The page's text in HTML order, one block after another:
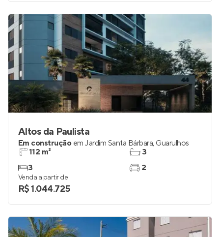
Altos da Paulista
Em construção em Jardim Santa Bárbara, Guarulhos
112 m²
3
3
2
Venda a partir de
R$ 1.044.725